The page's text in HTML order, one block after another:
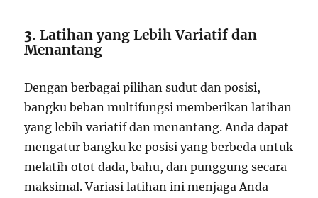
3.Latihan yang Lebih Variatif dan
Menantang
Dengan berbagai pilihan sudut dan posisi,
bangku beban multifungsi memberikan latihan
yang lebih variatif dan menantang. Anda dapat
mengatur bangku ke posisi yang berbeda untuk
melatih otot dada, bahu, dan punggung secara
maksimal. Variasi latihan ini menjaga Anda